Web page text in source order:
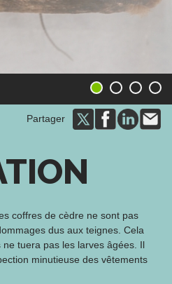
1 2 3 4
Partager
coffres de cèdre ne sont pas
dus aux teignes. Cela
tuera pas les larves âgées. Il
minutieuse des vêtements